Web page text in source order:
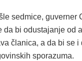
sedmice, guverner
da bi odustajanje od
članica, a da bi se i
sporazuma.